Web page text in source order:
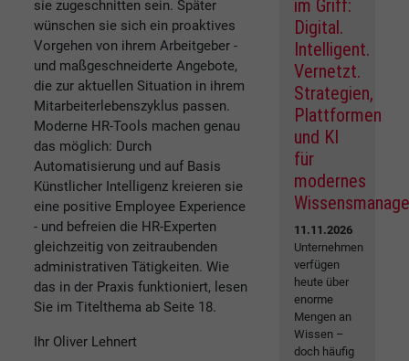
sie zugeschnitten sein. Später
wünschen sie sich ein proaktives
Vorgehen von ihrem Arbeitgeber -
und maßgeschneiderte Angebote,
die zur aktuellen Situation in ihrem
Mitarbeiterlebenszyklus passen.
Moderne HR-Tools machen genau
das möglich: Durch
Automatisierung und auf Basis
Künstlicher Intelligenz kreieren sie
eine positive Employee Experience
- und befreien die HR-Experten
gleichzeitig von zeitraubenden
administrativen Tätigkeiten. Wie
das in der Praxis funktioniert, lesen
Sie im Titelthema ab Seite 18.
Ihr Oliver Lehnert
im Griff:
Digital.
Intelligent.
Vernetzt.
Strategien,
Plattformen
und KI
für
modernes
11.11.2026
Unternehmen
verfügen
heute über
enorme
Mengen an
Wissen –
doch häufig